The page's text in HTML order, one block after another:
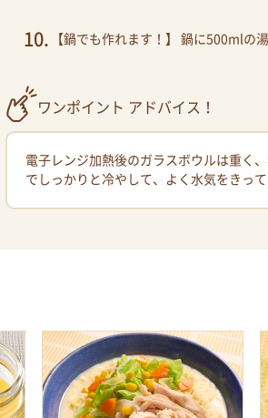
【鍋でも作れます！】 鍋に500mlの
ワンポイント アドバイス！
電子レンジ加熱後のガラスボウルは重く
でしっかりと冷やして、よく水気をきっ